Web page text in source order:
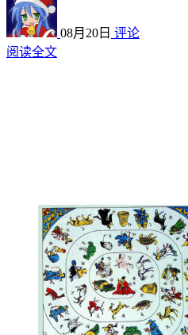
08月20日 评论
阅读全文